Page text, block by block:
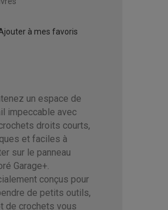
à mes favoris
un espace de
impeccable avec
droits courts,
et faciles à
sur le panneau
Garage+.
conçus pour
de petits outils,
de crochets vous